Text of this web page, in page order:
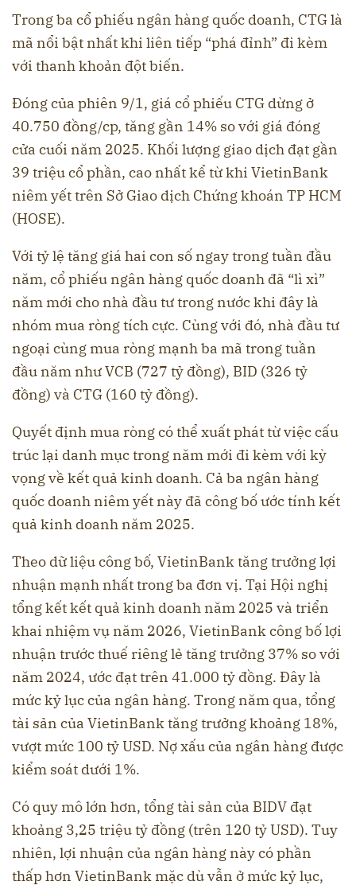
Trong ba cổ phiếu ngân hàng quốc doanh, CTG là
mã nổi bật nhất khi liên tiếp “phá đỉnh” đi kèm
với thanh khoản đột biến.
Đóng của phiên 9/1, giá cổ phiếu CTG dừng ở
40.750 đồng/cp, tăng gần 14% so với giá đóng
cửa cuối năm 2025. Khối lượng giao dịch đạt gần
39 triệu cổ phần, cao nhất kể từ khi VietinBank
niêm yết trên Sở Giao dịch Chứng khoán TP HCM
(HOSE).
Với tỷ lệ tăng giá hai con số ngay trong tuần đầu
năm, cổ phiếu ngân hàng quốc doanh đã “lì xì”
năm mới cho nhà đầu tư trong nước khi đây là
nhóm mua ròng tích cực. Cùng với đó, nhà đầu tư
ngoại cùng mua ròng mạnh ba mã trong tuần
đầu năm như VCB (727 tỷ đồng), BID (326 tỷ
đồng) và CTG (160 tỷ đồng).
Quyết định mua ròng có thể xuất phát từ việc cấu
trúc lại danh mục trong năm mới đi kèm với kỳ
vọng về kết quả kinh doanh. Cả ba ngân hàng
quốc doanh niêm yết này đã công bố ước tính kết
quả kinh doanh năm 2025.
Theo dữ liệu công bố, VietinBank tăng trưởng lợi
nhuận mạnh nhất trong ba đơn vị. Tại Hội nghị
tổng kết kết quả kinh doanh năm 2025 và triển
khai nhiệm vụ năm 2026, VietinBank công bố lợi
nhuận trước thuế riêng lẻ tăng trưởng 37% so với
năm 2024, ước đạt trên 41.000 tỷ đồng. Đây là
mức kỷ lục của ngân hàng. Trong năm qua, tổng
tài sản của VietinBank tăng trưởng khoảng 18%,
vượt mức 100 tỷ USD. Nợ xấu của ngân hàng được
kiểm soát dưới 1%.
Có quy mô lớn hơn, tổng tài sản của BIDV đạt
khoảng 3,25 triệu tỷ đồng (trên 120 tỷ USD). Tuy
nhiên, lợi nhuận của ngân hàng này có phần
thấp hơn VietinBank mặc dù vẫn ở mức kỷ lục,